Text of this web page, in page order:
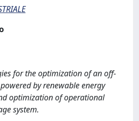
for the optimization of an off-
by renewable energy
optimization of operational
system.